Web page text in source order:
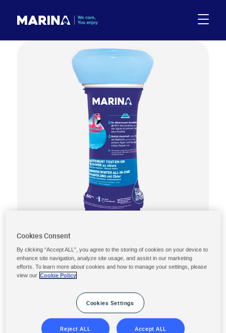
TRAITEMENT TOUT-EN-UN ÉTÉ
/ HIVER au chlore 1,66kg
Format produit :Diffuseur flottant
Cookies Consent
By clicking “Accept ALL”, you agree to the storing of cookies on your device to
enhance site navigation, analyze site usage, and assist in our marketing
efforts. To learn more about cookies and how to manage your settings, please
view our Cookie Policy
Cookies Settings
Reject ALL Accept ALL